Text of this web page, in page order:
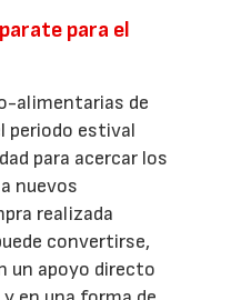
para el
alimentarias de
periodo estival
para acercar los
nuevos
realizada
convertirse,
un apoyo directo